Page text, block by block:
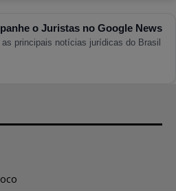
o Juristas no Google News
as principais notícias jurídicas do Brasil